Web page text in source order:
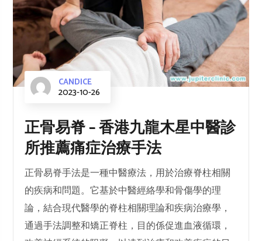
CANDICE
2023-10-26
正骨易脊 – 香港九龍木星中醫診
所推薦痛症治療手法
正骨易脊手法是一種中醫療法，用於治療脊柱相關
的疾病和問題。它基於中醫經絡學和骨傷學的理
論，結合現代醫學的脊柱相關理論和疾病治療學，
通過手法調整和矯正脊柱，目的係促進血液循環，